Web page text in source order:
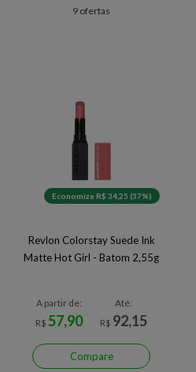
9 ofertas
Economize R$ 34,25 (37%)
Revlon Colorstay Suede Ink
Matte Hot Girl - Batom 2,55g
A partir de:
R$57,90
Até:
R$ 92,15
Compare